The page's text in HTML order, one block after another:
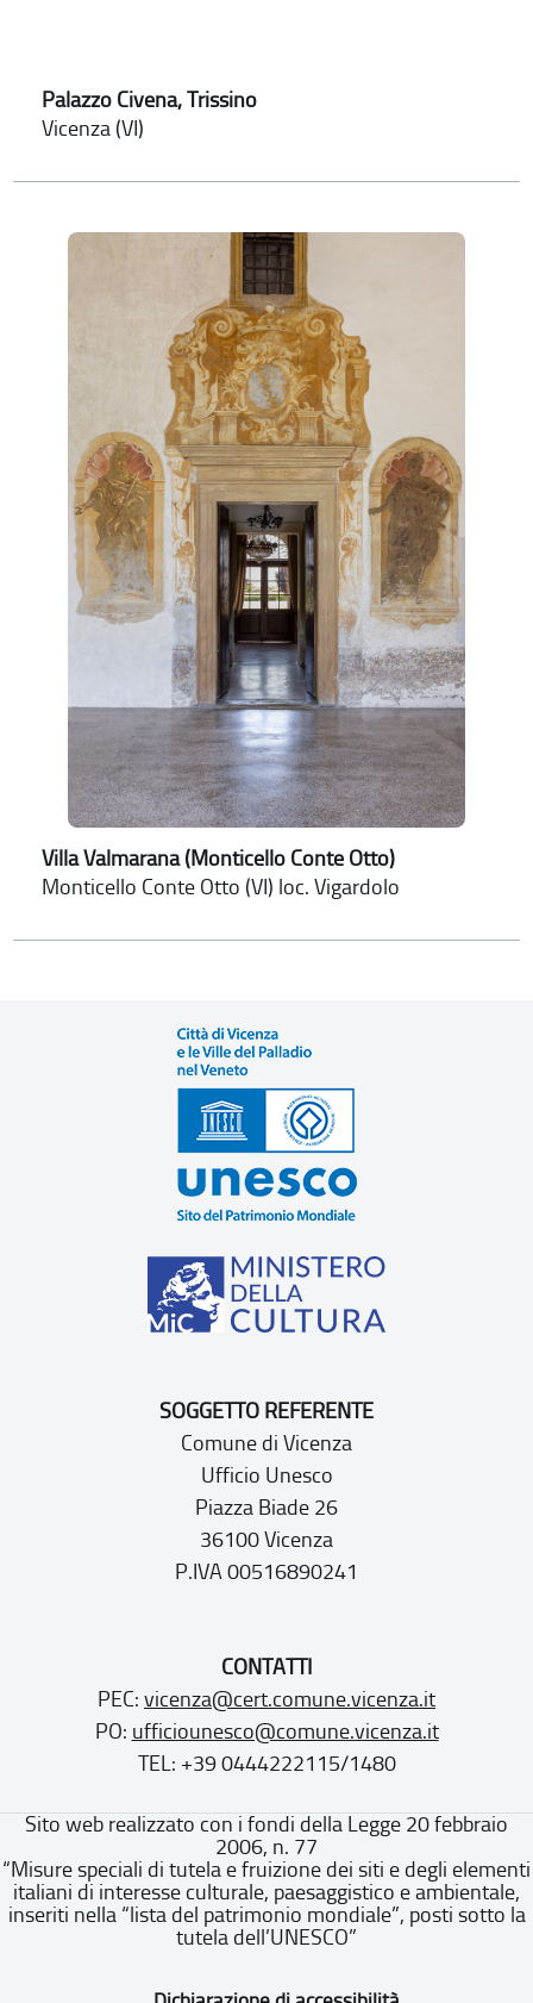
Palazzo Civena, Trissino
Vicenza (VI)
Villa Valmarana (Monticello Conte Otto)
Monticello Conte Otto (VI) loc. Vigardolo
SOGGETTO REFERENTE
Comune di Vicenza
Ufficio Unesco
Piazza Biade 26
36100 Vicenza
P.IVA 00516890241
CONTATTI
PEC: vicenza@cert.comune.vicenza.it
PO: ufficiounesco@comune.vicenza.it
TEL: +39 0444222115/1480
Sito web realizzato con i fondi della Legge 20 febbraio
2006, n. 77
“Misure speciali di tutela e fruizione dei siti e degli elementi
italiani di interesse culturale, paesaggistico e ambientale,
inseriti nella “lista del patrimonio mondiale”, posti sotto la
tutela dell’UNESCO”